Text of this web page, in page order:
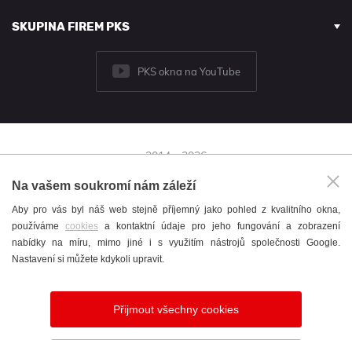
SKUPINA FIREM PKS
PKS okna na YouTube
2014 - 2026
Brněnská 126/38,
591 01 Žďár nad Sázavou
+420 566 697 301
okna@pks.cz
Vytvořil webProgress
Na vašem soukromí nám záleží
Aby pro vás byl náš web stejně příjemný jako pohled z kvalitního okna,
používáme cookies a kontaktní údaje pro jeho fungování a zobrazení
nabídky na míru, mimo jiné i s využitím nástrojů společnosti Google.
Nastavení si můžete kdykoli upravit.
Přijmout všechny cookies